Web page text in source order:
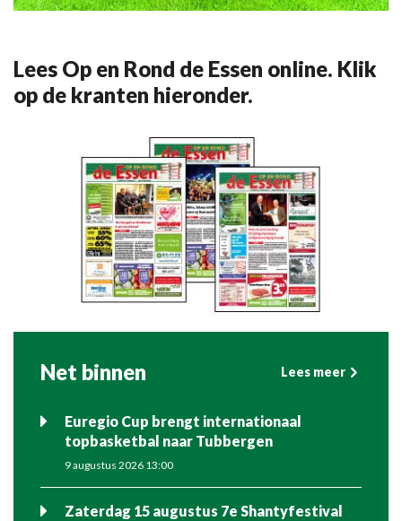
Lees Op en Rond de Essen online. Klik
op de kranten hieronder.
Net binnen Lees meer
Euregio Cup brengt internationaal
topbasketbal naar Tubbergen
9 augustus 2026 13:00
Zaterdag 15 augustus 7e Shantyfestival